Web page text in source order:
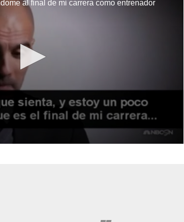
al final de mi carrera como entrenador